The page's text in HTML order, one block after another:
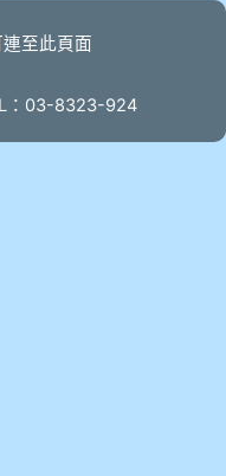
：03-8323-924